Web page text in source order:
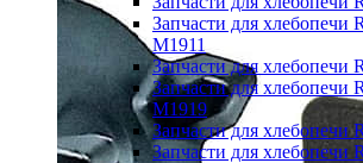
Запчасти для хлебопечи
M1911
Запчасти для хлебопечи
Запчасти для хлебопечи
M1919
Запчасти для хлебопечи
Запчасти для хлебопечи